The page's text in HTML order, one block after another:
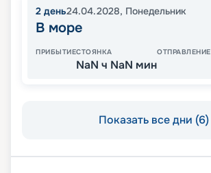
2 день24.04.2028, Понедельник
В море
ПРИБЫТИЕСТОЯНКА
NaN ч NaN мин
ОТПРАВЛЕНИЕ
Показать все дни (6)